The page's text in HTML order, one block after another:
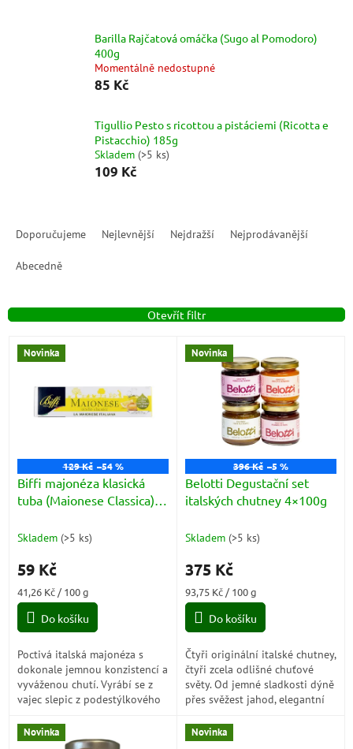
Barilla Rajčatová omáčka (Sugo al Pomodoro)
400g
Momentálně nedostupné
85 Kč
Tigullio Pesto s ricottou a pistáciemi (Ricotta e
Pistacchio) 185g
Skladem (>5 ks)
109 Kč
p
Doporučujeme Nejlevnější Nejdražší Nejprodávanější
Abecedně
Otevřít filtr
Novinka
129 Kč –54 %
Biffi majonéza klasická
tuba (Maionese Classica)
Skladem (>5 ks)
59 Kč
Měrná
cena:
41,26 Kč / 100 g
Do košíku
Poctivá italská majonéza s
dokonale jemnou konzistencí a
vyváženou chutí. Vyrábí se z
vajec slepic z podestýlkového
hodí se ke všemu, co si...
Novinka
396 Kč –5 %
Belotti Degustační set
italských chutney 4×100g
Skladem (>5 ks)
375 Kč
Měrná
cena:
93,75 Kč / 100 g
Do košíku
Čtyři originální italské chutney,
čtyři zcela odlišné chuťové
světy. Od jemné sladkosti dýně
přes svěžest jahod, elegantní
červenou čekanku. Ideální...
Novinka Novinka